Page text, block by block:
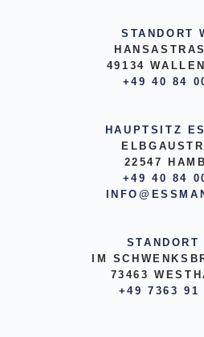
STANDORT
49134
+49 40 84
HAUPTSITZ
22547
+49 40 84
STANDORT
IM
73463
+49 7363 91